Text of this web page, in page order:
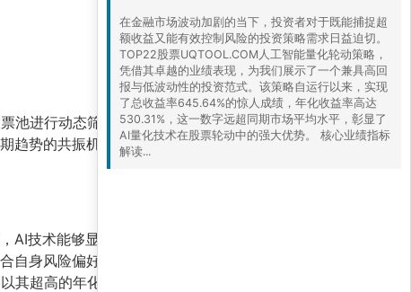
池进行动态筛选与轮动配置。AI模型持续学习市
势的共振机会。这种轮动机制有效规避了单一
技术能够显著提升策略的适应性与盈利能力。
身风险偏好，将此类策略作为
超高的年化收益、极低的回撤和卓越的风险调
在金融市场波动加剧的当下，投资者对于既能捕捉超
额收益又能有效控制风险的投资策略需求日益迫切。
TOP22股票UQTOOL.COM人工智能量化轮动策略，
凭借其卓越的业绩表现，为我们展示了一个兼具高回
报与低波动性的投资范式。该策略自运行以来，实现
了总收益率645.64%的惊人成绩，年化收益率高达
530.31%，这一数字远超同期市场平均水平，彰显了
AI量化技术在股票轮动中的强大优势。 核心业绩指标
解读...